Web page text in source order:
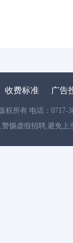
收费标准 广告
版权所有 电话：0717-
惕虚假招聘,避免上